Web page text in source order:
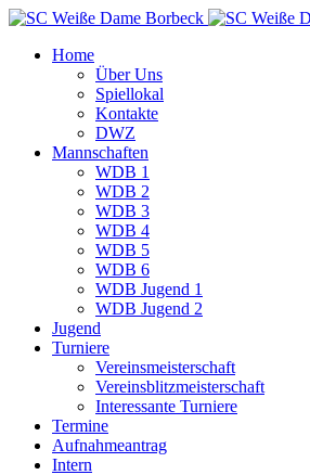
Home
Über Uns
Spiellokal
Kontakte
DWZ
Mannschaften
WDB 1
WDB 2
WDB 3
WDB 4
WDB 5
WDB 6
WDB Jugend 1
WDB Jugend 2
Jugend
Turniere
Vereinsmeisterschaft
Vereinsblitzmeisterschaft
Interessante Turniere
Termine
Aufnahmeantrag
Intern